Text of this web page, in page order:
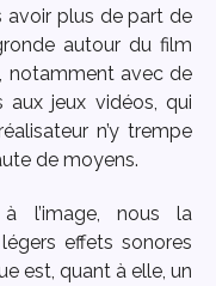
avoir plus de part de
autour du film
notamment avec de
aux jeux vidéos, qui
n’y trempe
de moyens.
l’image, nous la
effets sonores
est, quant à elle, un